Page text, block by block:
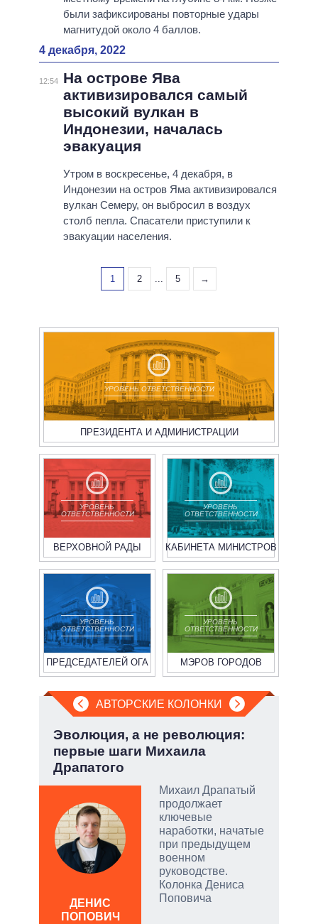
были зафиксированы повторные удары
магнитудой около 4 баллов.
4 декабря, 2022
12:54
На острове Ява
активизировался самый
высокий вулкан в
Индонезии, началась
эвакуация
Утром в воскресенье, 4 декабря, в
Индонезии на остров Яма активизировался
вулкан Семеру, он выбросил в воздух
столб пепла. Спасатели приступили к
эвакуации населения.
1 2 ... 5 →
УРОВЕНЬ ОТВЕТСТВЕННОСТИ
ПРЕЗИДЕНТА И АДМИНИСТРАЦИИ
УРОВЕНЬ
ОТВЕТСТВЕННОСТИ
ВЕРХОВНОЙ РАДЫ
УРОВЕНЬ
ОТВЕТСТВЕННОСТИ
КАБИНЕТА МИНИСТРОВ
УРОВЕНЬ
ОТВЕТСТВЕННОСТИ
ПРЕДСЕДАТЕЛЕЙ ОГА
УРОВЕНЬ
ОТВЕТСТВЕННОСТИ
МЭРОВ ГОРОДОВ
АВТОРСКИЕ КОЛОНКИ
Эволюция, а не революция:
первые шаги Михаила
Драпатого
Михаил Драпатый
продолжает
ключевые
наработки, начатые
при предыдущем
военном
руководстве.
Колонка Дениса
Поповича
ДЕНИС
ПОПОВИЧ